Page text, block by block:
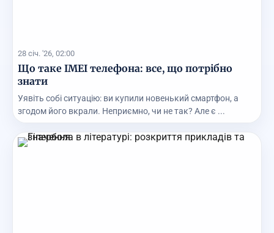
28 січ. '26, 02:00
Що таке IMEI телефона: все, що потрібно
знати
Уявіть собі ситуацію: ви купили новенький смартфон, а
згодом його вкрали. Неприємно, чи не так? Але є ...